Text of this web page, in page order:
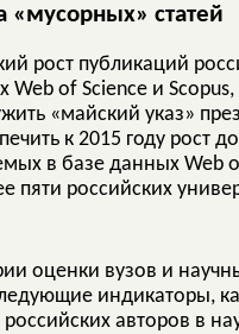
«мусорных» статей
рост публикаций
of Science и
«майский указ»
к 2015 году рост
в базе данных Web
пяти российских
оценки вузов и
индикаторы,
авторов в